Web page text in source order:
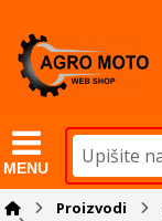
MENU
Proizvodi